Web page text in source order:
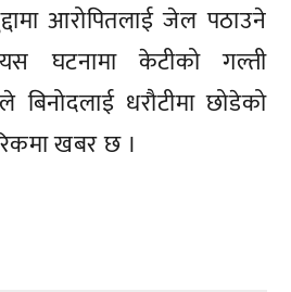
आरोपितलाई जेल पठाउने
घटनामा केटीको गल्ती
धरौटीमा छोडेको
खबर छ ।